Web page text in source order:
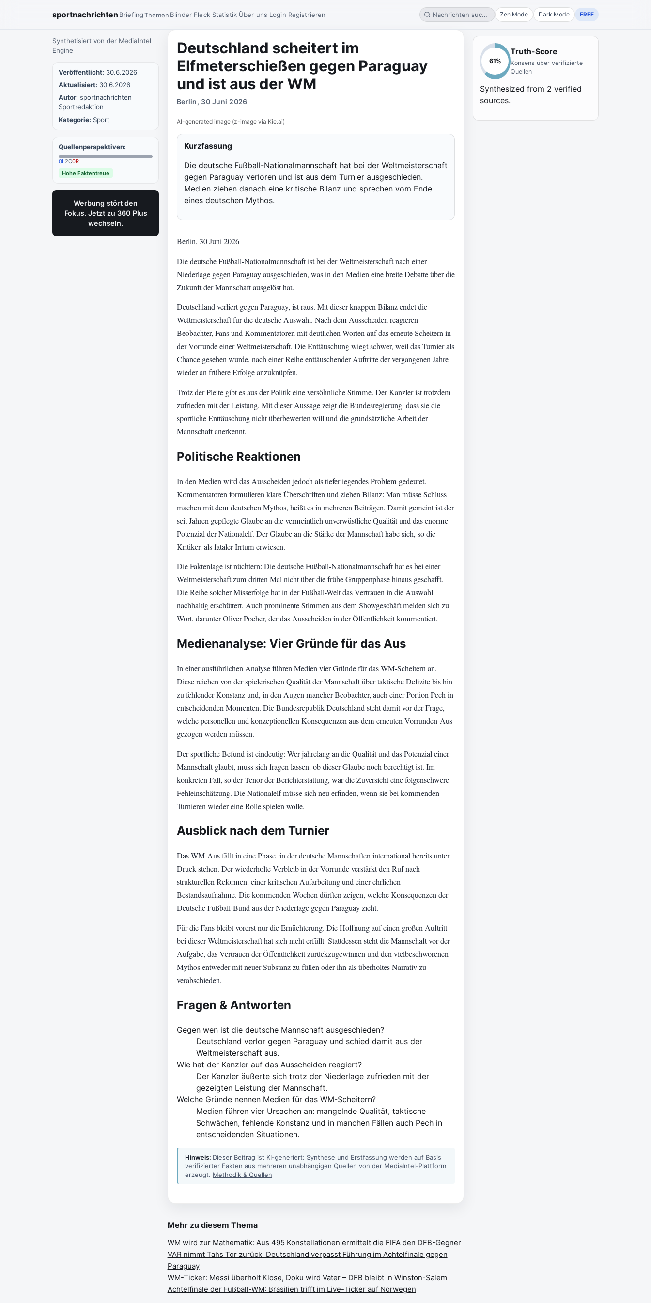
sportnachrichten BriefingThemen Blinder Fleck Statistik Über uns Login Registrieren Nachrichten suchen... Zen Mode Dark Mode FREE
Synthetisiert von der MediaIntel
Engine
Veröffentlicht: 30.6.2026
Aktualisiert: 30.6.2026
Autor: sportnachrichten
Sportredaktion
Kategorie: Sport
Quellenperspektiven:
0L2C0R
Hohe Faktentreue
Werbung stört den
Fokus. Jetzt zu 360 Plus
wechseln.
Deutschland scheitert im
Elfmeterschießen gegen Paraguay
und ist aus der WM
Berlin, 30 Juni 2026
AI-generated image (z-image via Kie.ai)
Kurzfassung
Die deutsche Fußball-Nationalmannschaft hat bei der Weltmeisterschaft
gegen Paraguay verloren und ist aus dem Turnier ausgeschieden.
Medien ziehen danach eine kritische Bilanz und sprechen vom Ende
eines deutschen Mythos.
Berlin, 30 Juni 2026
Die deutsche Fußball-Nationalmannschaft ist bei der Weltmeisterschaft nach einer
Niederlage gegen Paraguay ausgeschieden, was in den Medien eine breite Debatte über die
Zukunft der Mannschaft ausgelöst hat.
Deutschland verliert gegen Paraguay, ist raus. Mit dieser knappen Bilanz endet die
Weltmeisterschaft für die deutsche Auswahl. Nach dem Ausscheiden reagieren
Beobachter, Fans und Kommentatoren mit deutlichen Worten auf das erneute Scheitern in
der Vorrunde einer Weltmeisterschaft. Die Enttäuschung wiegt schwer, weil das Turnier als
Chance gesehen wurde, nach einer Reihe enttäuschender Auftritte der vergangenen Jahre
wieder an frühere Erfolge anzuknüpfen.
Trotz der Pleite gibt es aus der Politik eine versöhnliche Stimme. Der Kanzler ist trotzdem
zufrieden mit der Leistung. Mit dieser Aussage zeigt die Bundesregierung, dass sie die
sportliche Enttäuschung nicht überbewerten will und die grundsätzliche Arbeit der
Mannschaft anerkennt.
Politische Reaktionen
In den Medien wird das Ausscheiden jedoch als tieferliegendes Problem gedeutet.
Kommentatoren formulieren klare Überschriften und ziehen Bilanz: Man müsse Schluss
machen mit dem deutschen Mythos, heißt es in mehreren Beiträgen. Damit gemeint ist der
seit Jahren gepflegte Glaube an die vermeintlich unverwüstliche Qualität und das enorme
Potenzial der Nationalelf. Der Glaube an die Stärke der Mannschaft habe sich, so die
Kritiker, als fataler Irrtum erwiesen.
Die Faktenlage ist nüchtern: Die deutsche Fußball-Nationalmannschaft hat es bei einer
Weltmeisterschaft zum dritten Mal nicht über die frühe Gruppenphase hinaus geschafft.
Die Reihe solcher Misserfolge hat in der Fußball-Welt das Vertrauen in die Auswahl
nachhaltig erschüttert. Auch prominente Stimmen aus dem Showgeschäft melden sich zu
Wort, darunter Oliver Pocher, der das Ausscheiden in der Öffentlichkeit kommentiert.
Medienanalyse: Vier Gründe für das Aus
In einer ausführlichen Analyse führen Medien vier Gründe für das WM-Scheitern an.
Diese reichen von der spielerischen Qualität der Mannschaft über taktische Defizite bis hin
zu fehlender Konstanz und, in den Augen mancher Beobachter, auch einer Portion Pech in
entscheidenden Momenten. Die Bundesrepublik Deutschland steht damit vor der Frage,
welche personellen und konzeptionellen Konsequenzen aus dem erneuten Vorrunden-Aus
gezogen werden müssen.
Der sportliche Befund ist eindeutig: Wer jahrelang an die Qualität und das Potenzial einer
Mannschaft glaubt, muss sich fragen lassen, ob dieser Glaube noch berechtigt ist. Im
konkreten Fall, so der Tenor der Berichterstattung, war die Zuversicht eine folgenschwere
Fehleinschätzung. Die Nationalelf müsse sich neu erfinden, wenn sie bei kommenden
Turnieren wieder eine Rolle spielen wolle.
Ausblick nach dem Turnier
Das WM-Aus fällt in eine Phase, in der deutsche Mannschaften international bereits unter
Druck stehen. Der wiederholte Verbleib in der Vorrunde verstärkt den Ruf nach
strukturellen Reformen, einer kritischen Aufarbeitung und einer ehrlichen
Bestandsaufnahme. Die kommenden Wochen dürften zeigen, welche Konsequenzen der
Deutsche Fußball-Bund aus der Niederlage gegen Paraguay zieht.
Für die Fans bleibt vorerst nur die Ernüchterung. Die Hoffnung auf einen großen Auftritt
bei dieser Weltmeisterschaft hat sich nicht erfüllt. Stattdessen steht die Mannschaft vor der
Aufgabe, das Vertrauen der Öffentlichkeit zurückzugewinnen und den vielbeschworenen
Mythos entweder mit neuer Substanz zu füllen oder ihn als überholtes Narrativ zu
verabschieden.
Fragen & Antworten
Gegen wen ist die deutsche Mannschaft ausgeschieden?
Deutschland verlor gegen Paraguay und schied damit aus der
Weltmeisterschaft aus.
Wie hat der Kanzler auf das Ausscheiden reagiert?
Der Kanzler äußerte sich trotz der Niederlage zufrieden mit der
gezeigten Leistung der Mannschaft.
Welche Gründe nennen Medien für das WM-Scheitern?
Medien führen vier Ursachen an: mangelnde Qualität, taktische
Schwächen, fehlende Konstanz und in manchen Fällen auch Pech in
entscheidenden Situationen.
Hinweis: Dieser Beitrag ist KI-generiert: Synthese und Erstfassung werden auf Basis
verifizierter Fakten aus mehreren unabhängigen Quellen von der MediaIntel-Plattform
erzeugt. Methodik & Quellen
Mehr zu diesem Thema
WM wird zur Mathematik: Aus 495 Konstellationen ermittelt die FIFA den DFB-Gegner
VAR nimmt Tahs Tor zurück: Deutschland verpasst Führung im Achtelfinale gegen
Paraguay
WM-Ticker: Messi überholt Klose, Doku wird Vater – DFB bleibt in Winston-Salem
Achtelfinale der Fußball-WM: Brasilien trifft im Live-Ticker auf Norwegen
61%
Truth-Score
Konsens über verifizierte
Quellen
Synthesized from 2 verified
sources.